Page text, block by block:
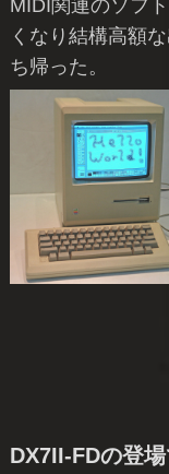
MIDI関連のソフ
くなり結構高額
ち帰った。
DX7II-FDの登